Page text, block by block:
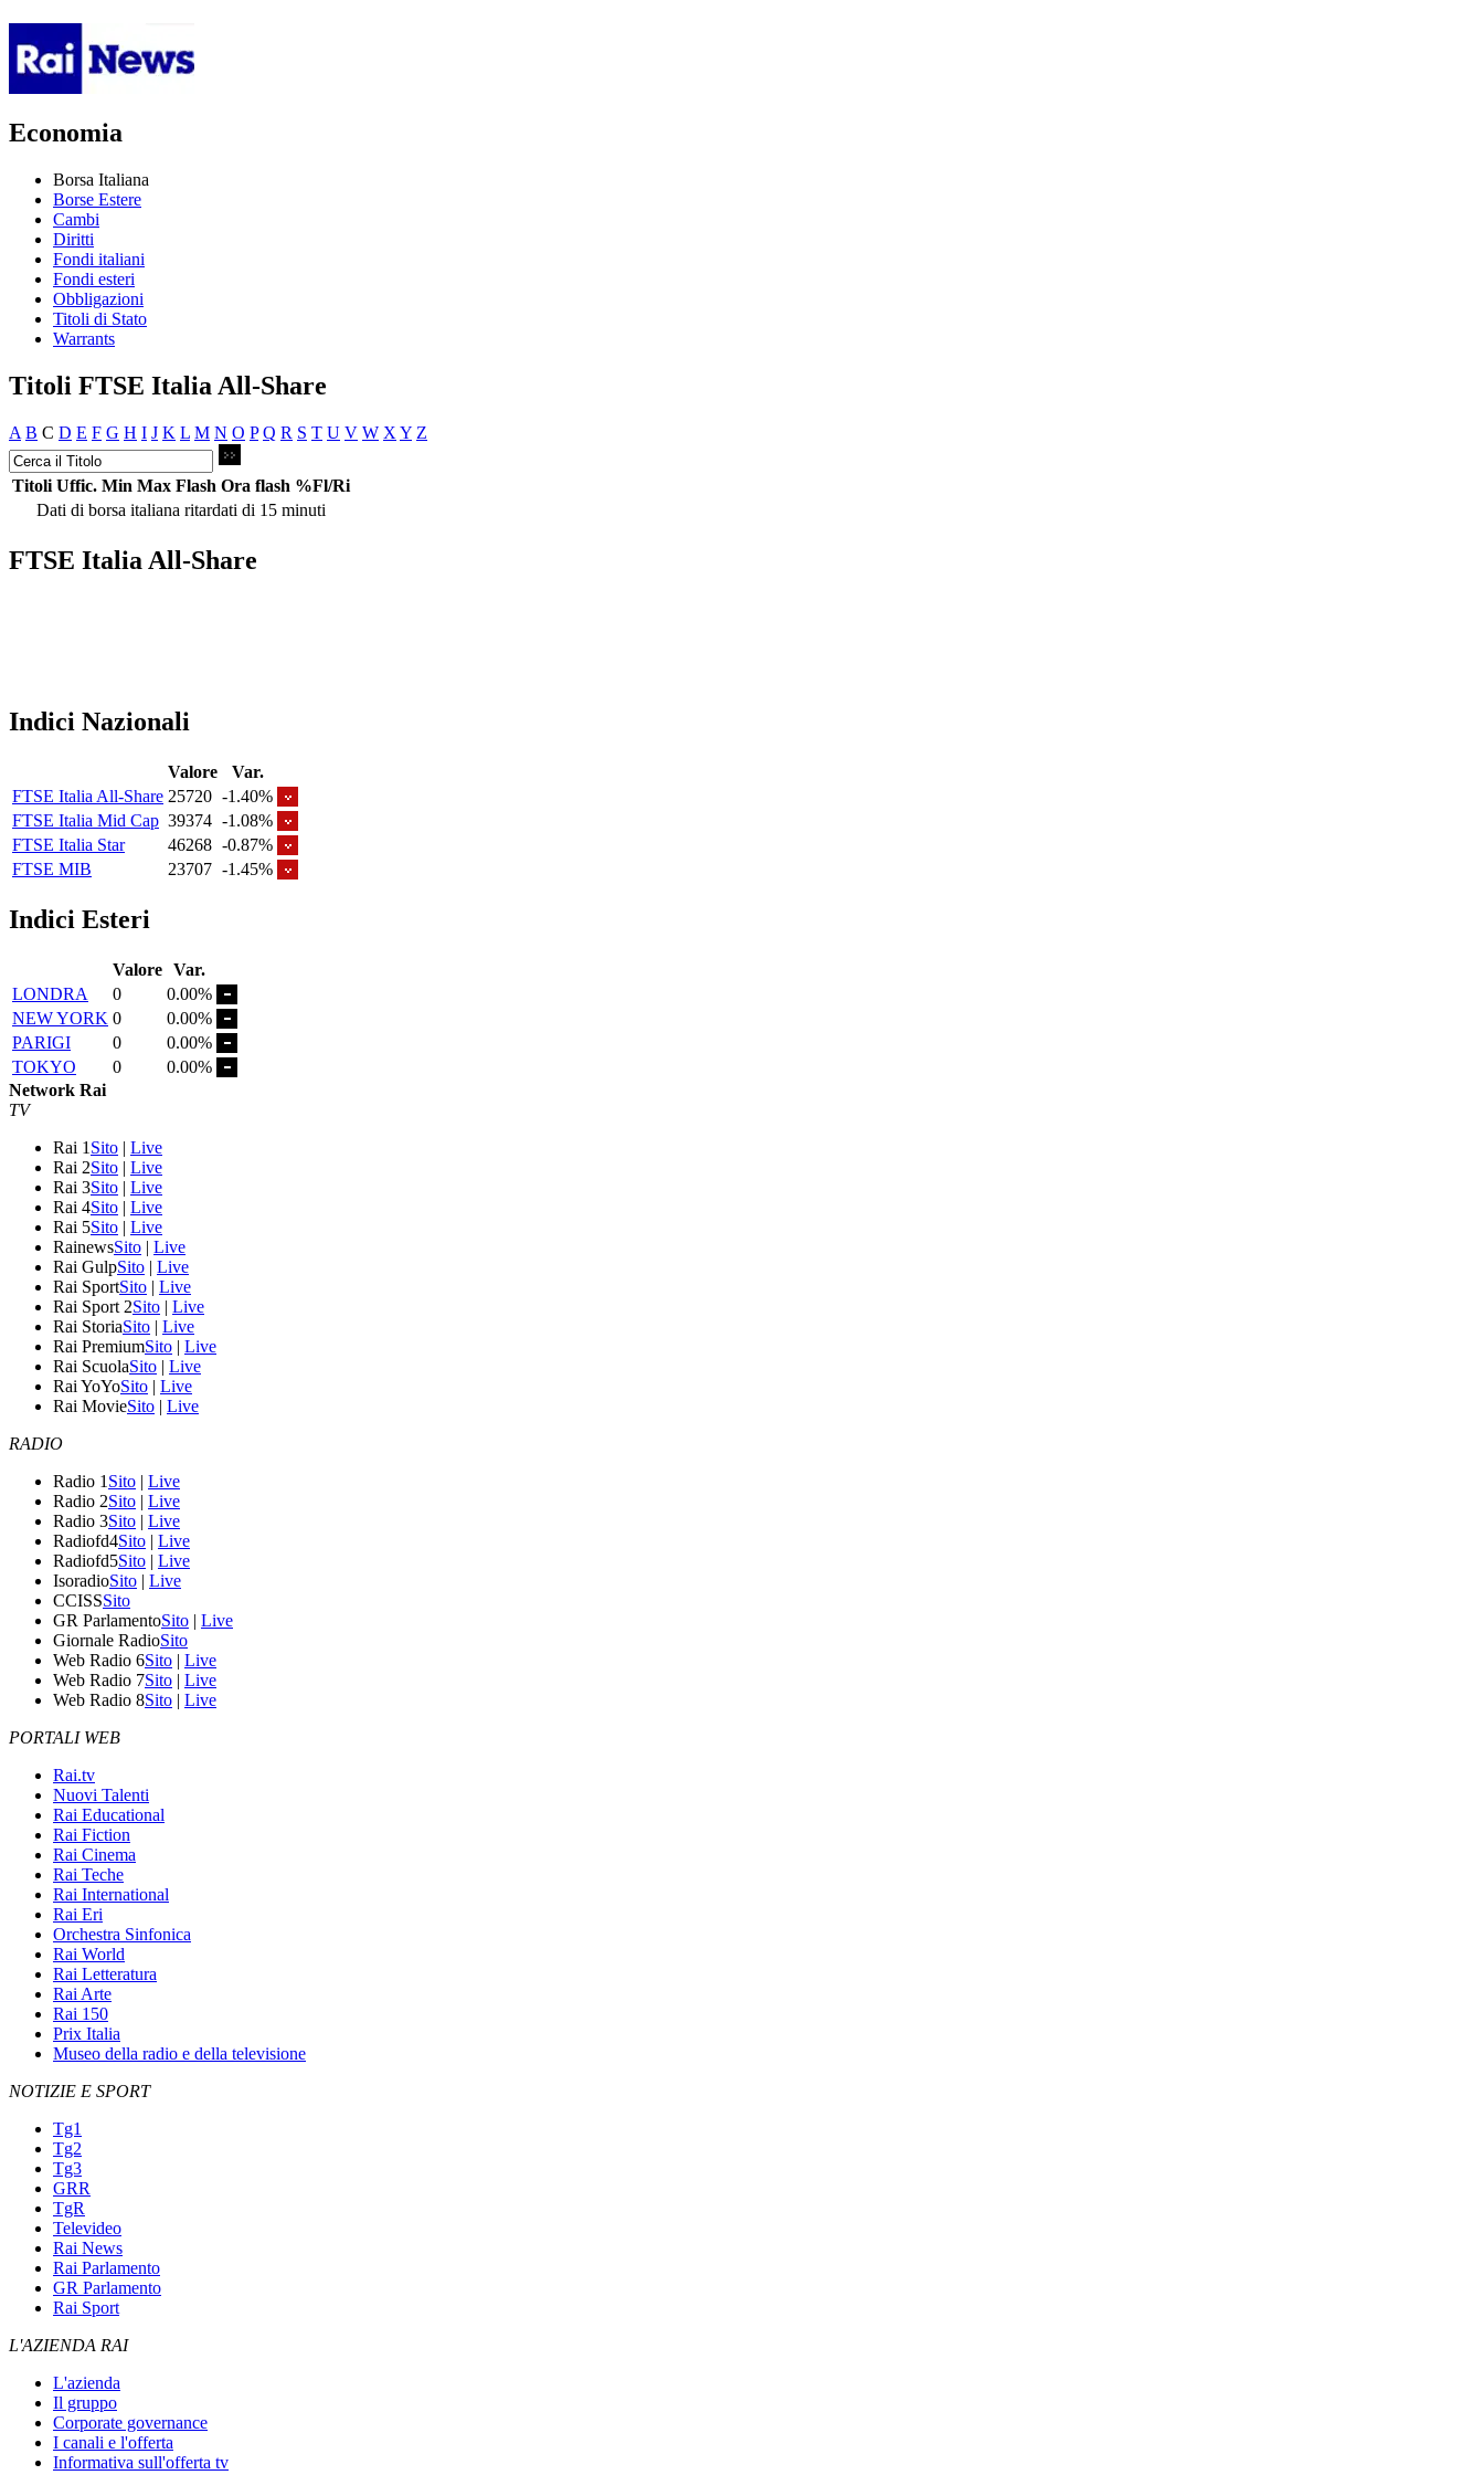
Economia
Borsa Italiana
Borse Estere
Cambi
Diritti
Fondi italiani
Fondi esteri
Obbligazioni
Titoli di Stato
Warrants
Titoli FTSE Italia All-Share
A B C D E F G H I J K L M N O P Q R S T U V W X Y Z
Titoli Uffic. Min Max Flash Ora flash %Fl/Ri
Dati di borsa italiana ritardati di 15 minuti
FTSE Italia All-Share
Indici Nazionali
Valore
Var.
FTSE Italia All-Share 25720 -1.40%
FTSE Italia Mid Cap 39374 -1.08%
FTSE Italia Star
46268 -0.87%
FTSE MIB
23707 -1.45%
Indici Esteri
Valore Var.
LONDRA
0
0.00%
NEW YORK 0
0.00%
PARIGI
0
0.00%
TOKYO
0
0.00%
Network Rai
TV
Rai 1 Sito | Live
Rai 2Sito | Live
Rai 3Sito | Live
Rai 4Sito | Live
Rai 5Sito | Live
RainewsSito | Live
Rai GulpSito | Live
Rai SportSito | Live
Rai Sport 2Sito | Live
Rai StoriaSito | Live
Rai PremiumSito | Live
Rai ScuolaSito | Live
Rai YoYoSito | Live
Rai MovieSito | Live
RADIO
Radio 1 Sito | Live
Radio 2Sito | Live
Radio 3Sito | Live
Radiofd4Sito | Live
Radiofd5Sito | Live
IsoradioSito | Live
CCISSSito
GR ParlamentoSito | Live
Giornale RadioSito
Web Radio 6Sito | Live
Web Radio 7Sito | Live
Web Radio 8Sito | Live
PORTALI WEB
Rai.tv
Nuovi Talenti
Rai Educational
Rai Fiction
Rai Cinema
Rai Teche
Rai International
Rai Eri
Orchestra Sinfonica
Rai World
Rai Letteratura
Rai Arte
Rai 150
Prix Italia
Museo della radio e della televisione
NOTIZIE E SPORT
Tg1
Tg2
Tg3
GRR
TgR
Televideo
Rai News
Rai Parlamento
GR Parlamento
Rai Sport
L'AZIENDA RAI
L'azienda
Il gruppo
Corporate governance
I canali e l'offerta
Informativa sull'offerta tv